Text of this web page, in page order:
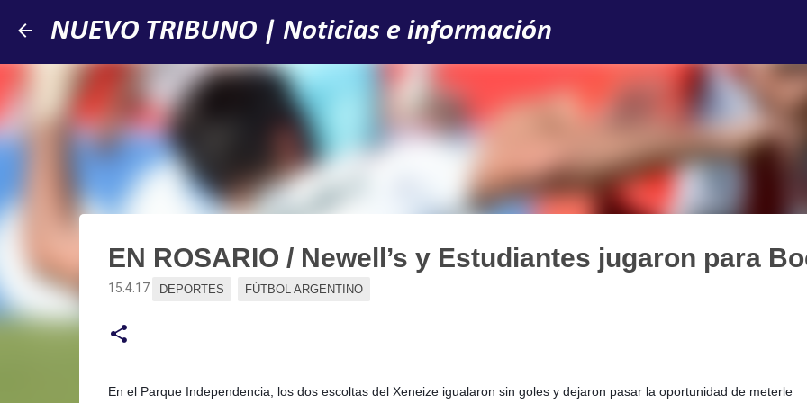
Ir al contenido principal
NUEVO TRIBUNO | Noticias e información
EN ROSARIO / Newell’s y Estudiantes jugaron para
15.4.17 DEPORTES FÚTBOL ARGENTINO
En el Parque Independencia, los dos escoltas del Xeneize igualaron sin goles y dejaron pasar la oportunidad de meterle